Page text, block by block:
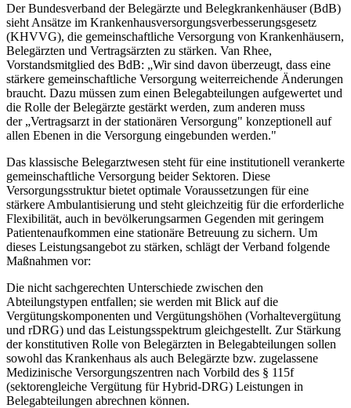
Der Bundesverband der Belegärzte und Belegkrankenhäuser (BdB)
sieht Ansätze im Krankenhausversorgungsverbesserungsgesetz
(KHVVG), die gemeinschaftliche Versorgung von Krankenhäusern,
Belegärzten und Vertragsärzten zu stärken. Van Rhee,
Vorstandsmitglied des BdB: „Wir sind davon überzeugt, dass eine
stärkere gemeinschaftliche Versorgung weiterreichende Änderungen
braucht. Dazu müssen zum einen Belegabteilungen aufgewertet und
die Rolle der Belegärzte gestärkt werden, zum anderen muss
der „Vertragsarzt in der stationären Versorgung" konzeptionell auf
allen Ebenen in die Versorgung eingebunden werden."
Das klassische Belegarztwesen steht für eine institutionell verankerte
gemeinschaftliche Versorgung beider Sektoren. Diese
Versorgungsstruktur bietet optimale Voraussetzungen für eine
stärkere Ambulantisierung und steht gleichzeitig für die erforderliche
Flexibilität, auch in bevölkerungsarmen Gegenden mit geringem
Patientenaufkommen eine stationäre Betreuung zu sichern. Um
dieses Leistungsangebot zu stärken, schlägt der Verband folgende
Maßnahmen vor:
Die nicht sachgerechten Unterschiede zwischen den
Abteilungstypen entfallen; sie werden mit Blick auf die
Vergütungskomponenten und Vergütungshöhen (Vorhaltevergütung
und rDRG) und das Leistungsspektrum gleichgestellt. Zur Stärkung
der konstitutiven Rolle von Belegärzten in Belegabteilungen sollen
sowohl das Krankenhaus als auch Belegärzte bzw. zugelassene
Medizinische Versorgungszentren nach Vorbild des § 115f
(sektorengleiche Vergütung für Hybrid-DRG) Leistungen in
Belegabteilungen abrechnen können.